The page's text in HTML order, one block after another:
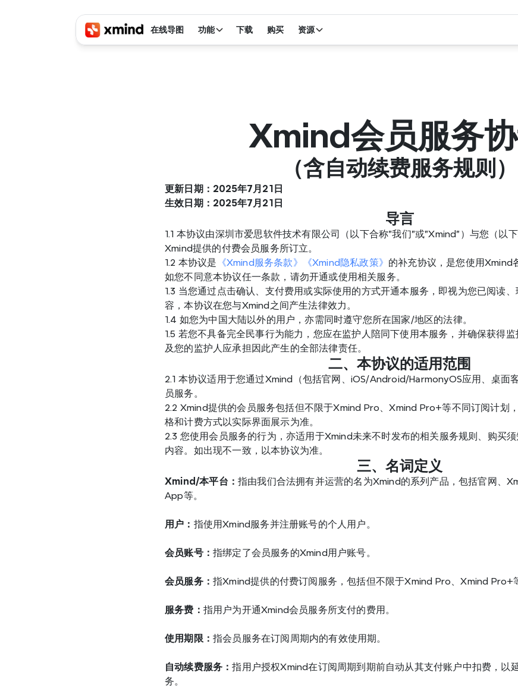
Xmind会员服务
（含自动续费服务规则）
更新日期：2025年7月21日
生效日期：2025年7月21日
导言
1.1 本协议由深圳市爱思软件技术有限公司（以下合称"我们"或"Xmind"）与您（以
Xmind提供的付费会员服务所订立。
1.2 本协议是 《Xmind服务条款》 《Xmind隐私政策》 的补充协议，是您使用Xmind
如您不同意本协议任一条款，请勿开通或使用相关服务。
1.3 当您通过点击确认、支付费用或实际使用的方式开通本服务，即视为您已阅读
容，本协议在您与Xmind之间产生法律效力。
1.4 如您为中国大陆以外的用户，亦需同时遵守您所在国家/地区的法律。
1.5 若您不具备完全民事行为能力，您应在监护人陪同下使用本服务，并确保获得
及您的监护人应承担因此产生的全部法律责任。
二、本协议的适用范围
2.1 本协议适用于您通过Xmind（包括官网、iOS/Android/HarmonyOS应用、桌面
员服务。
2.2 Xmind提供的会员服务包括但不限于Xmind Pro、Xmind Pro+等不同订阅计划
格和计费方式以实际界面展示为准。
2.3 您使用会员服务的行为，亦适用于Xmind未来不时发布的相关服务规则、购买
内容。如出现不一致，以本协议为准。
三、名词定义
Xmind/本平台： 指由我们合法拥有并运营的名为Xmind的系列产品，包括官网、
App等。
用户： 指使用Xmind服务并注册账号的个人用户。
会员账号： 指绑定了会员服务的Xmind用户账号。
会员服务： 指Xmind提供的付费订阅服务，包括但不限于Xmind Pro、Xmind Pro+
服务费： 指用户为开通Xmind会员服务所支付的费用。
使用期限： 指会员服务在订阅周期内的有效使用期。
自动续费服务：指用户授权Xmind在订阅周期到期前自动从其支付账户中扣费，以
务。
在线导图 功能 下载 购买 资源